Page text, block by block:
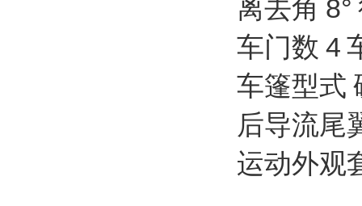
离去角
车门数 4
车篷型式
后导流尾
运动外观